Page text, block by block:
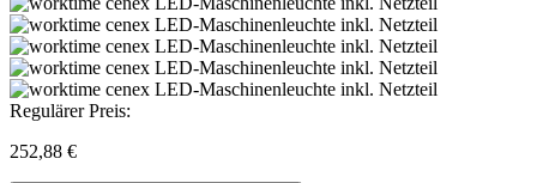
Regulärer Preis:
252,88 €